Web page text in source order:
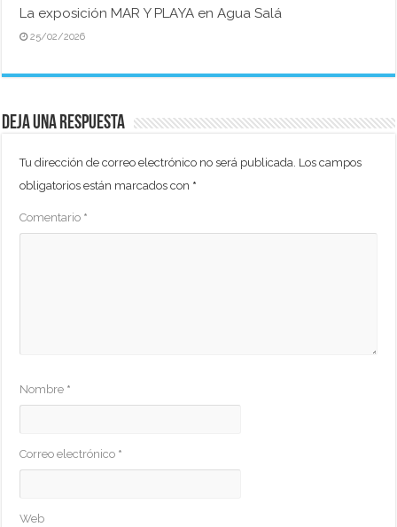
La exposición MAR Y PLAYA en Agua Salá
25/02/2026
Deja una respuesta
Tu dirección de correo electrónico no será publicada. Los campos
obligatorios están marcados con *
Comentario *
Nombre *
Correo electrónico *
Web